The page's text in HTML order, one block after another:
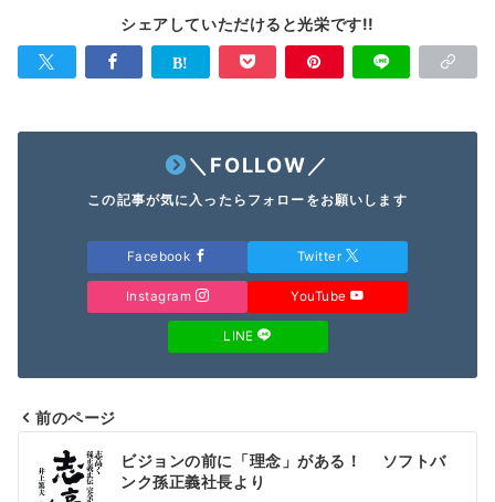
シェアしていただけると光栄です!!
＼FOLLOW／
この記事が気に入ったらフォローをお願いします
Facebook Twitter
Instagram YouTube
LINE
稿
前のページ
ビジョンの前に「理念」がある！ ソフトバ
ンク孫正義社長より